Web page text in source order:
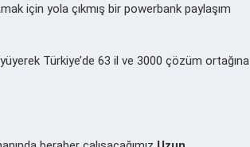
için yola çıkmış bir powerbank paylaşım
Türkiye’de 63 il ve 3000 çözüm ortağına